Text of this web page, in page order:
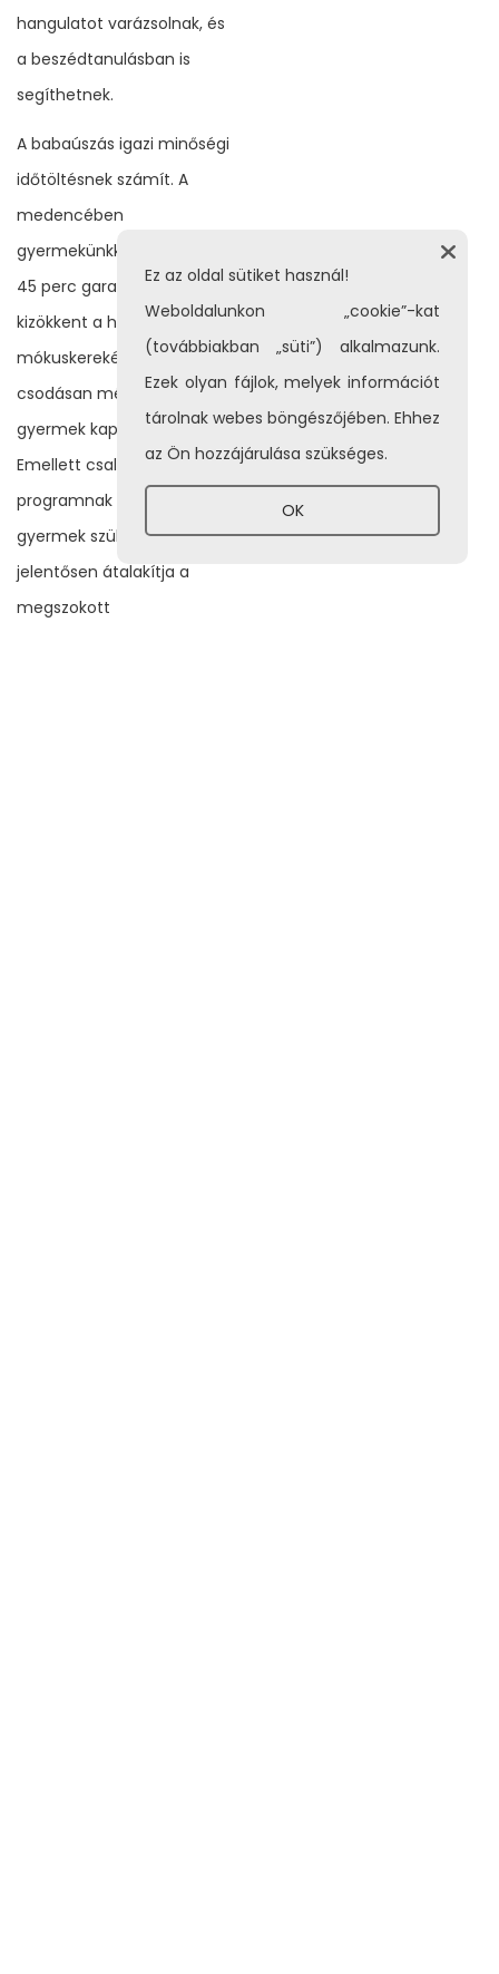
hangulatot varázsolnak, és
a beszédtanulásban is
segíthetnek.
A babaúszás igazi minőségi
időtöltésnek számít. A
medencében
gyermekünkkel töltött 40-
45 perc garantáltan
kizökkent a hétköznapok
mókuskerekéből, és
csodásan mélyíti a szülő-
gyermek kapcsolatot.
Emellett családi
programnak is kiváló.
gyermek születése
jelentősen átalakítja a
megszokott
Ez az oldal sütiket használ!
Weboldalunkon „cookie”-kat
(továbbiakban „süti”) alkalmazunk.
Ezek olyan fájlok, melyek információt
tárolnak webes böngészőjében. Ehhez
az Ön hozzájárulása szükséges.
OK